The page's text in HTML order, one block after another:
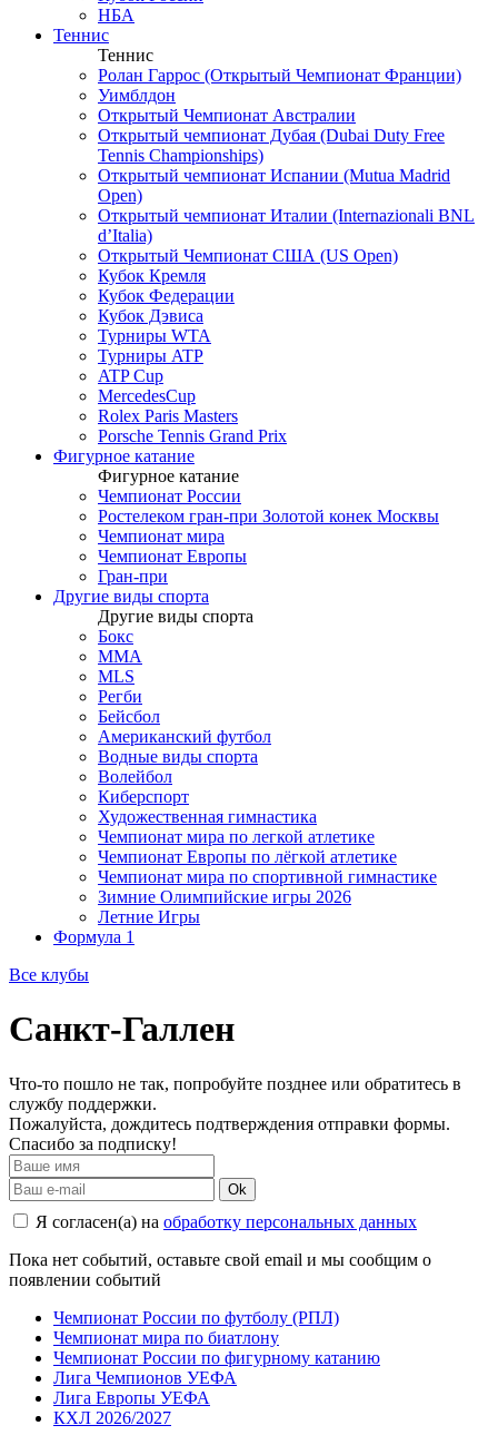
НБА
Теннис
Теннис
Ролан Гаррос (Открытый Чемпионат Франции)
Уимблдон
Открытый Чемпионат Австралии
Открытый чемпионат Дубая (Dubai Duty Free
Tennis Championships)
Открытый чемпионат Испании (Mutua Madrid
Open)
Открытый чемпионат Италии (Internazionali BNL
d’Italia)
Открытый Чемпионат США (US Open)
Кубок Кремля
Кубок Федерации
Кубок Дэвиса
Турниры WTA
Турниры ATP
ATP Cup
MercedesCup
Rolex Paris Masters
Porsche Tennis Grand Prix
Фигурное катание
Фигурное катание
Чемпионат России
Ростелеком гран-при Золотой конек Москвы
Чемпионат мира
Чемпионат Европы
Гран-при
Другие виды спорта
Другие виды спорта
Бокс
MMA
MLS
Регби
Бейсбол
Американский футбол
Водные виды спорта
Волейбол
Киберспорт
Художественная гимнастика
Чемпионат мира по легкой атлетике
Чемпионат Европы по лёгкой атлетике
Чемпионат мира по спортивной гимнастике
Зимние Олимпийские игры 2026
Летние Игры
Формула 1
Все клубы
Санкт-Галлен
Что-то пошло не так, попробуйте позднее или обратитесь в
службу поддержки.
Пожалуйста, дождитесь подтверждения отправки формы.
Спасибо за подписку!
Ok
Я согласен(а) на обработку персональных данных
Пока нет событий, оставьте свой email и мы сообщим о
появлении событий
Чемпионат России по футболу (РПЛ)
Чемпионат мира по биатлону
Чемпионат России по фигурному катанию
Лига Чемпионов УЕФА
Лига Европы УЕФА
КХЛ 2026/2027